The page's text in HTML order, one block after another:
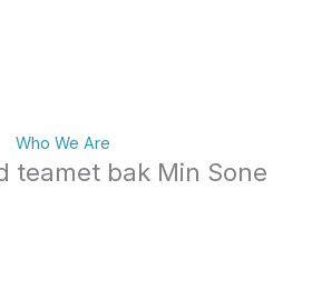
Who We Are
teamet bak Min Sone